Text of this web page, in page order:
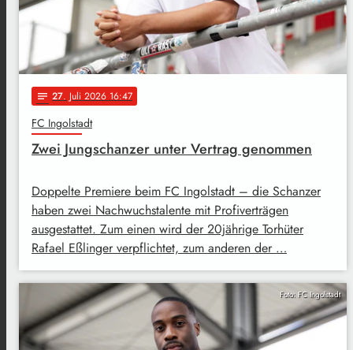
notes 27. Juli 2026 16:47
FC Ingolstadt
Zwei Jungschanzer unter Vertrag genommen
Doppelte Premiere beim FC Ingolstadt – die Schanzer
haben zwei Nachwuchstalente mit Profiverträgen
ausgestattet. Zum einen wird der 20jährige Torhüter
Rafael Eßlinger verpflichtet, zum anderen der …
Foto: FC Ingolstadt